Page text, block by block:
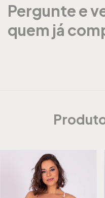
Pergunte e
quem já